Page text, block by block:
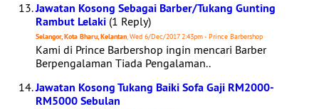
Jawatan Kosong Sebagai Barber/Tukang Gunting
Rambut Lelaki (1 Reply)
Selangor, Kota Bharu, Kelantan, Wed 6/Dec/2017 2:43pm - Prince Barbershop
Kami di Prince Barbershop ingin mencari Barber
Berpengalaman Tiada Pengalaman..
Jawatan Kosong Tukang Baiki Sofa Gaji RM2000-
RM5000 Sebulan